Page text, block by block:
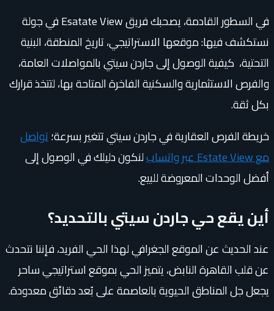
في السطور القادمة، يصحبك فريق Esatate View في جولة
نستكشف فيها: موقعها الاستراتيجي، تاريخ المنطقة، البنية
التحتية، كيفية الوصول إلى جاردن سيتي بالمواصلات العامة،
والفرص الاستثمارية والسكنية الفاخرة المتاحة بها، لتتخذ قرارك
بكل ثقة.
خريطة الفرص العقارية في جاردن سيتي تتغير بسرعة؛تواصل
مع Estate View عبر واتساب
لنكون دليلك في الوصول إلى
أفضل الوحدات المعروضة للبيع.
أين يقع حي جاردن سيتي بالتحديد؟
عند الحديث عن الموقع الجغرافي لهذا الحي الفريد، فإننا نتحدث
عن قلب القاهرة النابض، يتميز الحي بموقع استراتيجي ساحر
يجعل جل المناطق الحيوية بالعاصمة على بُعد دقائق معدودة.